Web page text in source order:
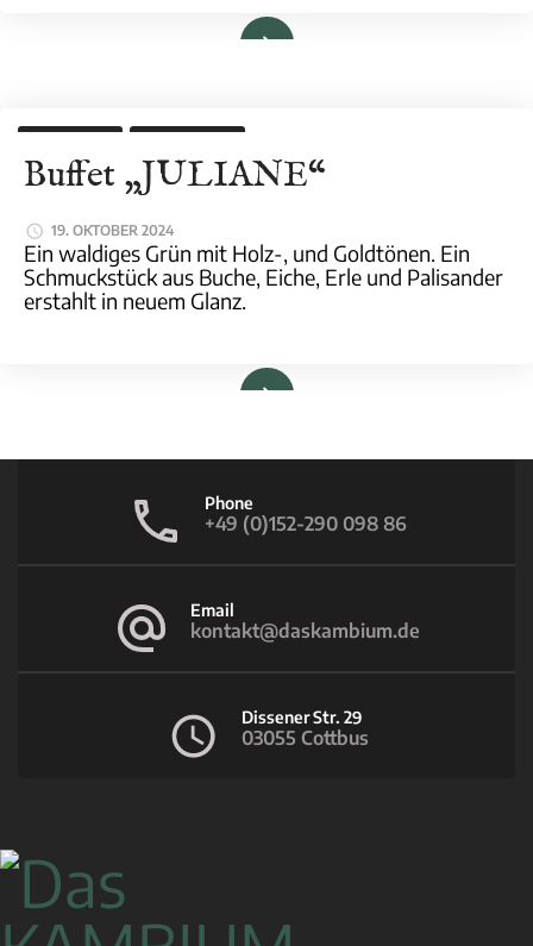
PROJEKTE UPCYCLING
Buffet „JULIANE“
19. OKTOBER 2024
Ein waldiges Grün mit Holz-, und Goldtönen. Ein
Schmuckstück aus Buche, Eiche, Erle und Palisander
erstahlt in neuem Glanz.
Phone
+49 (0)152-290 098 86
Email
kontakt@daskambium.de
Dissener Str. 29
03055 Cottbus